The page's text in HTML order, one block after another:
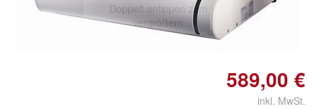
Doppelt antippen zum
vergrößern
589,00 €
inkl. MwSt.